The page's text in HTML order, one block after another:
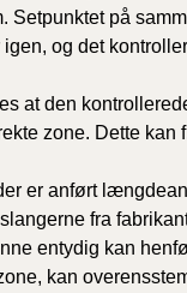
Setpunktet på
og det
at den
zone. Dette kan
er anført
fra
entydig kan
kan